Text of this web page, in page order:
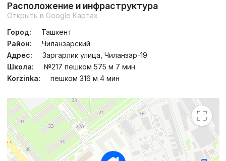
Расположение и инфраструктура
Открыть в Google Картах
Город:
Ташкент
Район:
Чиланзарский
Адрес:
Заргарлик улица, Чиланзар-19
Школа:
№217 пешком 575 м 7 мин
Korzinka:
пешком 316 м 4 мин